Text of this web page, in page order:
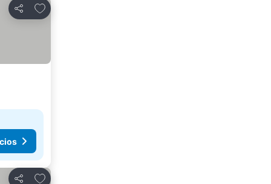
Compartir
Agregar a favoritos
Agregar a favoritos